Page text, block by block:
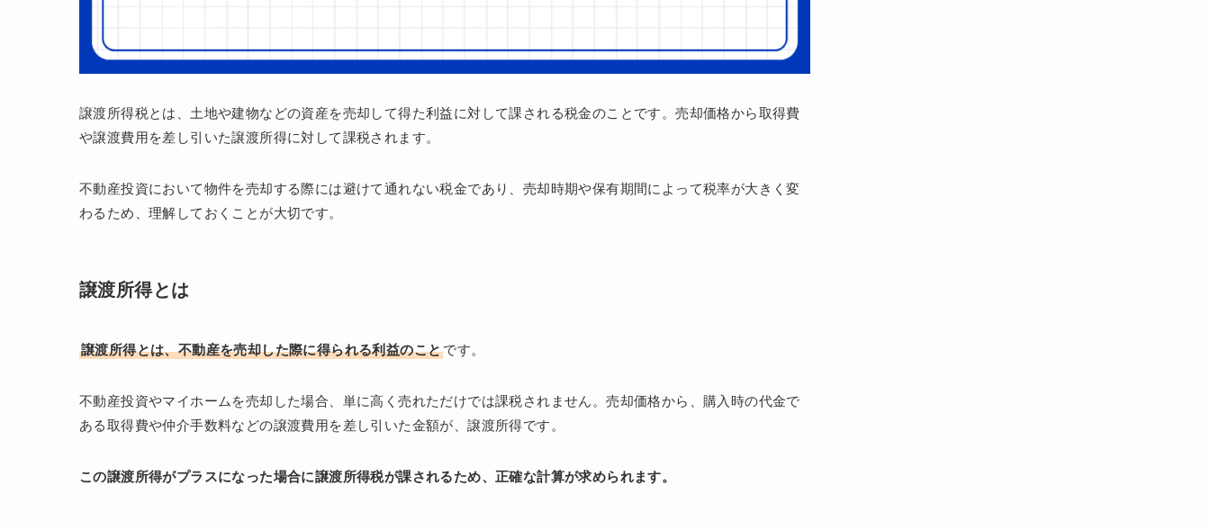
譲渡所得税とは、土地や建物などの資産を売却して得た利益に対して課される税金のことです。売却価格から取得費
や譲渡費用を差し引いた譲渡所得に対して課税されます。
不動産投資において物件を売却する際には避けて通れない税金であり、売却時期や保有期間によって税率が大きく変
わるため、理解しておくことが大切です。
譲渡所得とは
譲渡所得とは、不動産を売却した際に得られる利益のことです。
不動産投資やマイホームを売却した場合、単に高く売れただけでは課税されません。売却価格から、購入時の代金で
ある取得費や仲介手数料などの譲渡費用を差し引いた金額が、譲渡所得です。
この譲渡所得がプラスになった場合に譲渡所得税が課されるため、正確な計算が求められます。